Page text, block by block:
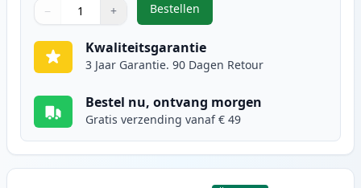
Gebruik de knoppen om aan te passen
− +
1
Bestellen
,Canon 718 (2661B002AA) toner
Kwaliteitsgarantie
3 Jaar Garantie. 90 Dagen Retour
Bestel nu, ontvang morgen
Gratis verzending vanaf € 49